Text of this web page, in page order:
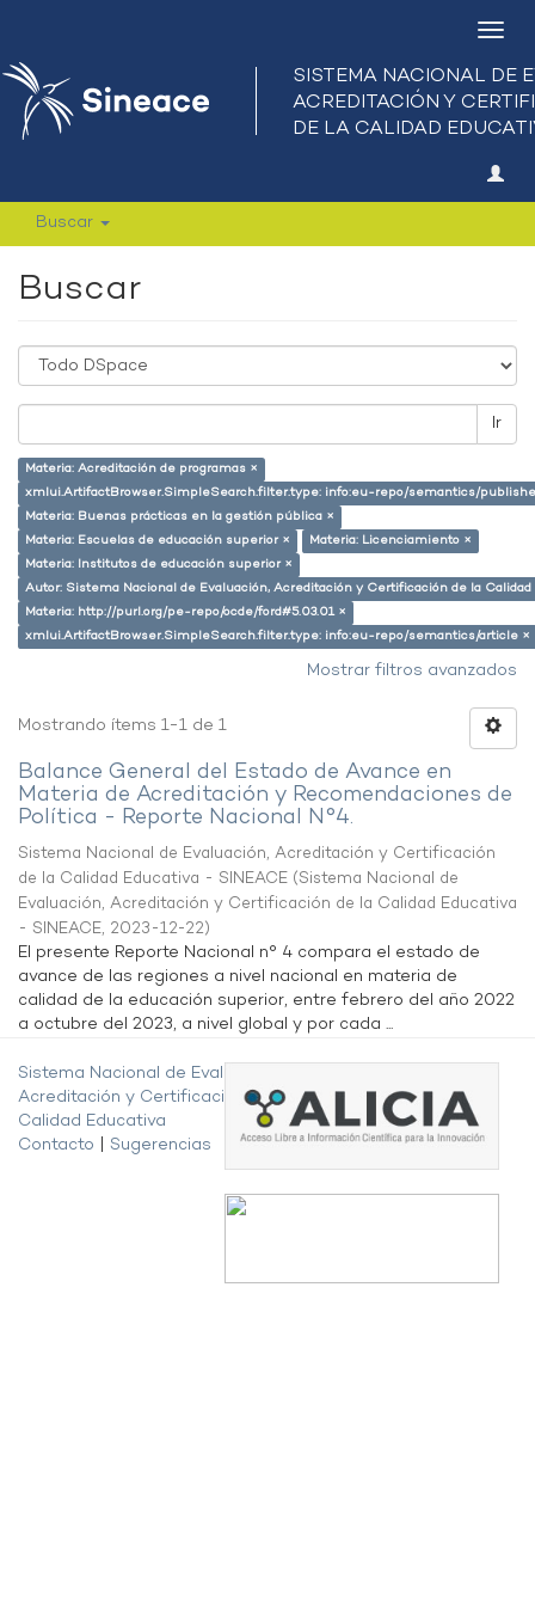
Buscar
Buscar
Ir
Materia: Acreditación de programas ×
xmlui.ArtifactBrowser.SimpleSearch.filter.type: info:eu-repo/semantics/
Materia: Buenas prácticas en la gestión pública ×
Materia: Escuelas de educación superior ×
Materia: Licenciamiento ×
Materia: Institutos de educación superior ×
Autor: Sistema Nacional de Evaluación, Acreditación y Certificación de la
Materia: http://purl.org/pe-repo/ocde/ford#5.03.01 ×
xmlui.ArtifactBrowser.SimpleSearch.filter.type: info:eu-repo/semantics/article ×
Mostrar filtros avanzados
Mostrando ítems 1-1 de 1
Balance General del Estado de Avance en
Materia de Acreditación y Recomendaciones de
Política - Reporte Nacional N°4.
Sistema Nacional de Evaluación, Acreditación y Certificación
de la Calidad Educativa - SINEACE (Sistema Nacional de
Evaluación, Acreditación y Certificación de la Calidad Educativa
- SINEACE, 2023-12-22)
El presente Reporte Nacional n° 4 compara el estado de
avance de las regiones a nivel nacional en materia de
calidad de la educación superior, entre febrero del año 2022
a octubre del 2023, a nivel global y por cada ...
Sistema Nacional de Evaluación,
Acreditación y Certificación de la
Calidad Educativa
Contacto
Sugerencias